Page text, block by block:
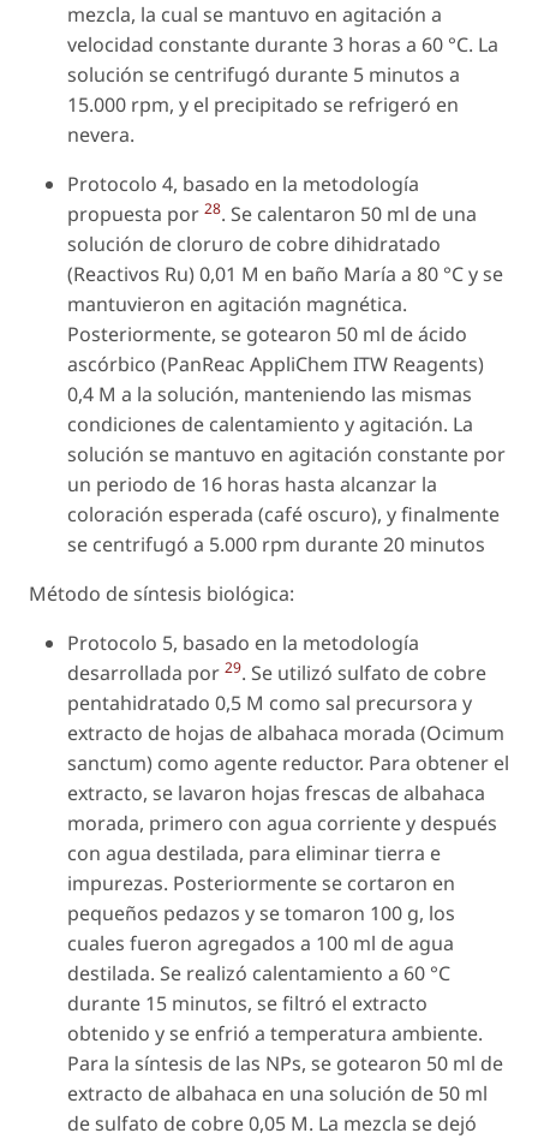
mezcla, la cual se mantuvo en agitación a
velocidad constante durante 3 horas a 60 °C. La
solución se centrifugó durante 5 minutos a
15.000 rpm, y el precipitado se refrigeró en
nevera.
Protocolo 4, basado en la metodología
propuesta por 28. Se calentaron 50 ml de una
solución de cloruro de cobre dihidratado
(Reactivos Ru) 0,01 M en baño María a 80 °C y se
mantuvieron en agitación magnética.
Posteriormente, se gotearon 50 ml de ácido
ascórbico (PanReac AppliChem ITW Reagents)
0,4 M a la solución, manteniendo las mismas
condiciones de calentamiento y agitación. La
solución se mantuvo en agitación constante por
un periodo de 16 horas hasta alcanzar la
coloración esperada (café oscuro), y finalmente
se centrifugó a 5.000 rpm durante 20 minutos
Método de síntesis biológica:
Protocolo 5, basado en la metodología
desarrollada por 29. Se utilizó sulfato de cobre
pentahidratado 0,5 M como sal precursora y
extracto de hojas de albahaca morada (Ocimum
sanctum) como agente reductor. Para obtener el
extracto, se lavaron hojas frescas de albahaca
morada, primero con agua corriente y después
con agua destilada, para eliminar tierra e
impurezas. Posteriormente se cortaron en
pequeños pedazos y se tomaron 100 g, los
cuales fueron agregados a 100 ml de agua
destilada. Se realizó calentamiento a 60 °C
durante 15 minutos, se filtró el extracto
obtenido y se enfrió a temperatura ambiente.
Para la síntesis de las NPs, se gotearon 50 ml de
extracto de albahaca en una solución de 50 ml
de sulfato de cobre 0,05 M. La mezcla se dejó